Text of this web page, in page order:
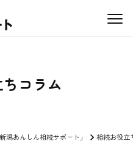
コラム
潟あんしん相続サポート」 相続お役立